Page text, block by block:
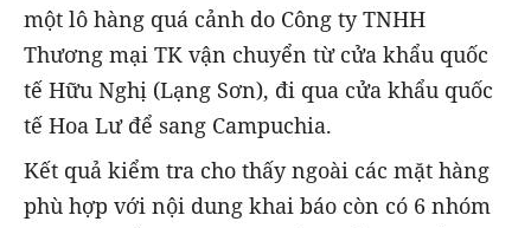
một lô hàng quá cảnh do Công ty TNHH
Thương mại TK vận chuyển từ cửa khẩu quốc
tế Hữu Nghị (Lạng Sơn), đi qua cửa khẩu quốc
tế Hoa Lư để sang Campuchia.
Kết quả kiểm tra cho thấy ngoài các mặt hàng
phù hợp với nội dung khai báo còn có 6 nhóm